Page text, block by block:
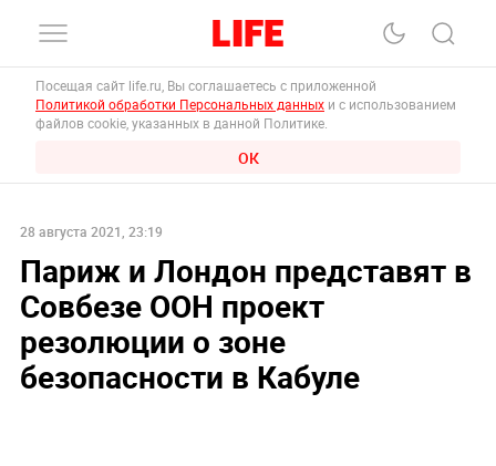
Посещая сайт life.ru, Вы соглашаетесь с приложенной
Политикой обработки Персональных данных и с использованием
файлов cookie, указанных в данной Политике.
ОК
28 августа 2021, 23:19
Париж и Лондон представят в
Совбезе ООН проект
резолюции о зоне
безопасности в Кабуле